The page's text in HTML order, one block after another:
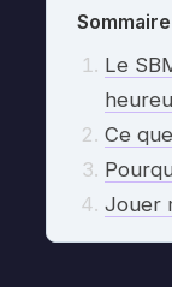
Sommaire
Le
Ce
Jouer